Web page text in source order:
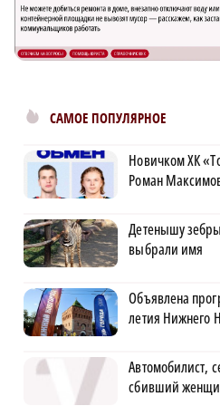
САМОЕ ПОПУЛЯРНОЕ
Новичком ХК
Роман
Детенышу
выбрали имя
Объявлена
летия Нижнего
Автомобилист,
сбивший